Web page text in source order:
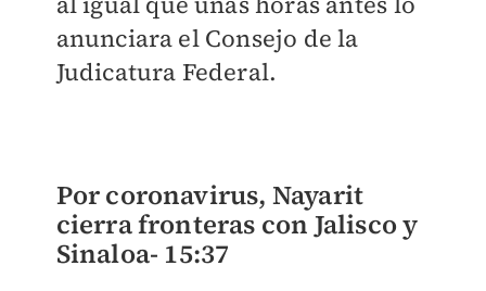
anunciara el Consejo de la
Judicatura Federal.
Por coronavirus, Nayarit
cierra fronteras con Jalisco y
Sinaloa- 15:37